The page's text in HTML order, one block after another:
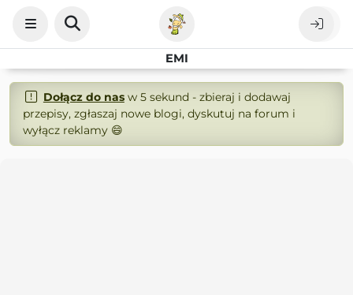
EMI
Dołącz do nasw 5 sekund - zbieraj i dodawaj
przepisy, zgłaszaj nowe blogi, dyskutuj na forum i
wyłącz reklamy 😄